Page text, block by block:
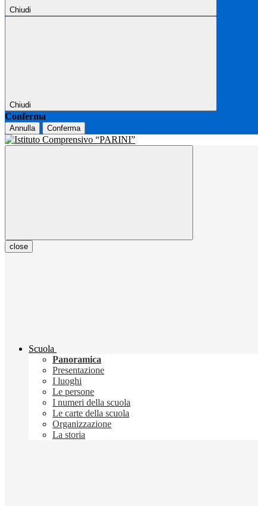
Chiudi
Chiudi
Conferma
Annulla Conferma
close
Scuola
Panoramica
Presentazione
I luoghi
Le persone
I numeri della scuola
Le carte della scuola
Organizzazione
La storia